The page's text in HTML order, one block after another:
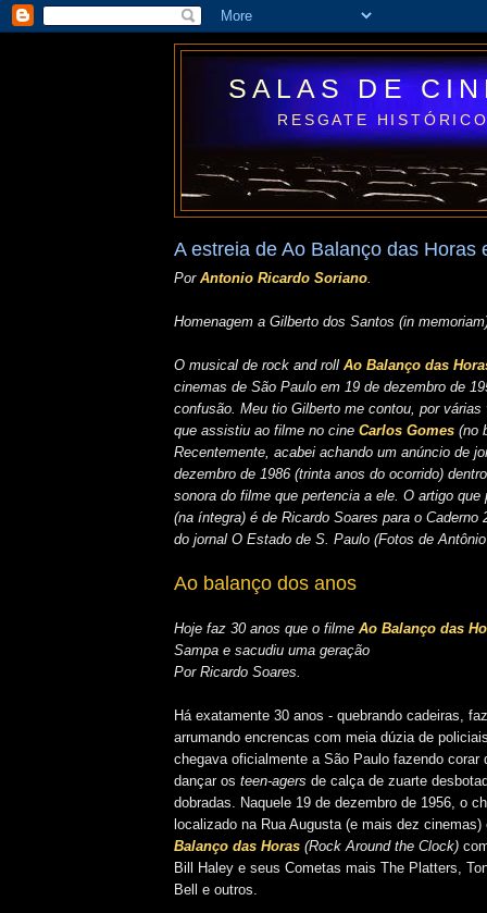
SALAS DE
RESGATE
A estreia de Ao Balanço das Horas
Por Antonio Ricardo Soriano
Homenagem a Gilberto dos Santos (in
O musical de rock and roll Ao Balanço das
cinemas de São Paulo em 19 de dezembro de
confusão. Meu tio Gilberto me contou, por
que assistiu ao filme no cine Carlos Gomes (no
Recentemente, acabei achando um anúncio de
dezembro de 1986 (trinta anos do ocorrido)
sonora do filme que pertencia a ele. O artigo
(na íntegra) é de Ricardo Soares para o Caderno
do jornal O Estado de S. Paulo (Fotos de
Ao balanço dos anos
Hoje faz 30 anos que o filme Ao Balanço das
Sampa e sacudiu uma geração
Por Ricardo Soares.
Há exatamente 30 anos - quebrando cadeiras,
arrumando encrencas com meia dúzia de
chegava oficialmente a São Paulo fazendo corar
dançar os teen-agers de calça de zuarte
dobradas. Naquele 19 de dezembro de 1956, o
localizado na Rua Augusta (e mais dez
Balanço das Horas (Rock Around the Clock)
Bill Haley e seus Cometas mais The Platters,
Bell e outros.